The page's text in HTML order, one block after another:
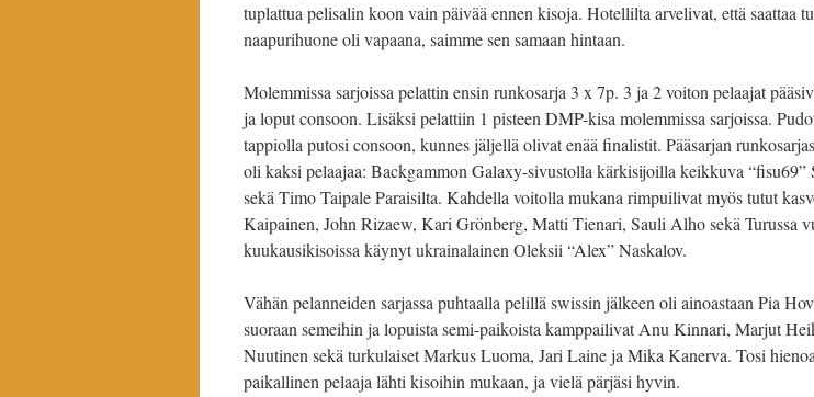
tuplattua pelisalin koon vain päivää ennen kisoja. Hotellilta arvelivat, että saattaa
naapurihuone oli vapaana, saimme sen samaan hintaan.
Molemmissa sarjoissa pelattin ensin runkosarja 3 x 7p. 3 ja 2 voiton pelaajat
ja loput consoon. Lisäksi pelattiin 1 pisteen DMP-kisa molemmissa sarjoissa.
tappiolla putosi consoon, kunnes jäljellä olivat enää finalistit. Pääsarjan
oli kaksi pelaajaa: Backgammon Galaxy-sivustolla kärkisijoilla keikkuva “fisu69”
sekä Timo Taipale Paraisilta. Kahdella voitolla mukana rimpuilivat myös tutut
Kaipainen, John Rizaew, Kari Grönberg, Matti Tienari, Sauli Alho sekä Turussa
kuukausikisoissa käynyt ukrainalainen Oleksii “Alex” Naskalov.
Vähän pelanneiden sarjassa puhtaalla pelillä swissin jälkeen oli ainoastaan Pia
suoraan semeihin ja lopuista semi-paikoista kamppailivat Anu Kinnari, Marjut
Nuutinen sekä turkulaiset Markus Luoma, Jari Laine ja Mika Kanerva. Tosi
paikallinen pelaaja lähti kisoihin mukaan, ja vielä pärjäsi hyvin.